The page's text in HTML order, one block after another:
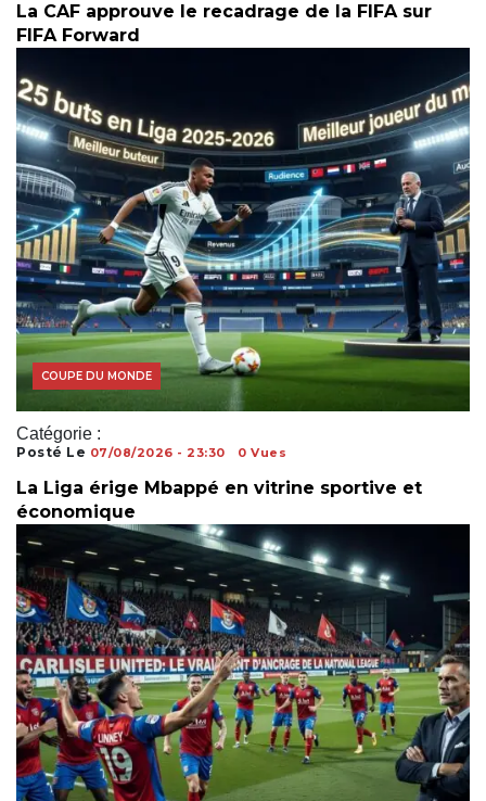
La CAF approuve le recadrage de la FIFA sur
FIFA Forward
Catégorie :
COUPE DU MONDE
Posté Le 07/08/2026 - 23:30 0 Vues
La Liga érige Mbappé en vitrine sportive et
économique